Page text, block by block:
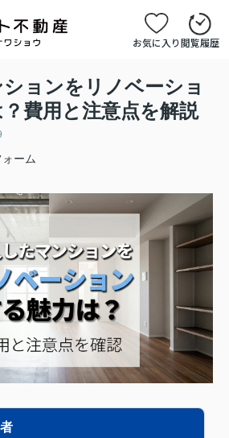
お気に入り閲覧履歴
ョンをリノベーショ
費用と注意点を解説
ーム